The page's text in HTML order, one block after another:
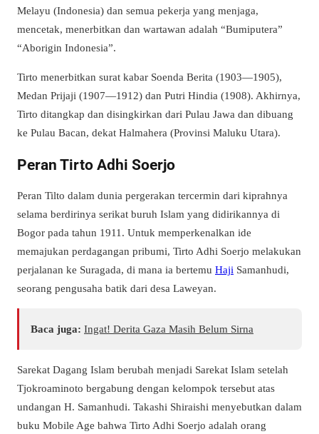
Melayu (Indonesia) dan semua pekerja yang menjaga,
mencetak, menerbitkan dan wartawan adalah “Bumiputera”
“Aborigin Indonesia”.
Tirto menerbitkan surat kabar Soenda Berita (1903—1905),
Medan Prijaji (1907—1912) dan Putri Hindia (1908). Akhirnya,
Tirto ditangkap dan disingkirkan dari Pulau Jawa dan dibuang
ke Pulau Bacan, dekat Halmahera (Provinsi Maluku Utara).
Peran Tirto Adhi Soerjo
Peran Tilto dalam dunia pergerakan tercermin dari kiprahnya
selama berdirinya serikat buruh Islam yang didirikannya di
Bogor pada tahun 1911. Untuk memperkenalkan ide
memajukan perdagangan pribumi, Tirto Adhi Soerjo melakukan
perjalanan ke Suragada, di mana ia bertemu Haji Samanhudi,
seorang pengusaha batik dari desa Laweyan.
Baca juga: Ingat! Derita Gaza Masih Belum Sirna
Sarekat Dagang Islam berubah menjadi Sarekat Islam setelah
Tjokroaminoto bergabung dengan kelompok tersebut atas
undangan H. Samanhudi. Takashi Shiraishi menyebutkan dalam
buku Mobile Age bahwa Tirto Adhi Soerjo adalah orang